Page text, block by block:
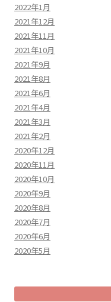
2022年1月
2021年12月
2021年11月
2021年10月
2021年9月
2021年8月
2021年6月
2021年4月
2021年3月
2021年2月
2020年12月
2020年11月
2020年10月
2020年9月
2020年8月
2020年7月
2020年6月
2020年5月